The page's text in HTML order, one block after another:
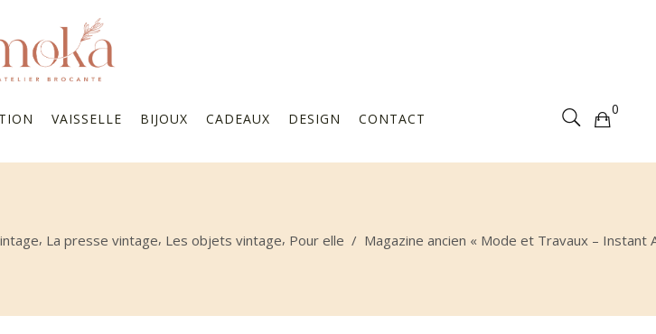
VAISSELLE BIJOUX CADEAUX DESIGN CONTACT
0
Votre sélection est vide
, La presse vintage, Les objets vintage, Pour elle / Magazine ancien « Mode et Travaux – Instant